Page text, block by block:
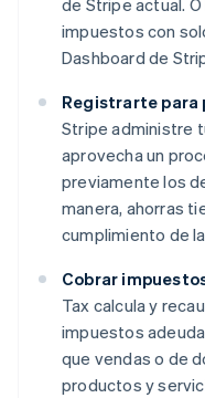
de Stripe actual.
impuestos con
Dashboard de
Registrarte para
Stripe administre
aprovecha un
previamente los
manera, ahorras
cumplimiento de
Cobrar
Tax calcula y
impuestos
que vendas o de
productos y